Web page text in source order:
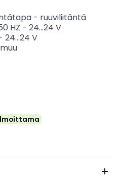
- ruuviliitäntä
HZ - 24...24 V
24...24 V
muu